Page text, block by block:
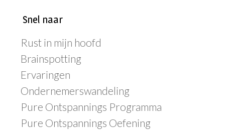
Snel naar
Rust in mijn hoofd
Brainspotting
Ervaringen
Ondernemerswandeling
Pure Ontspannings Programma
Pure Ontspannings Oefening